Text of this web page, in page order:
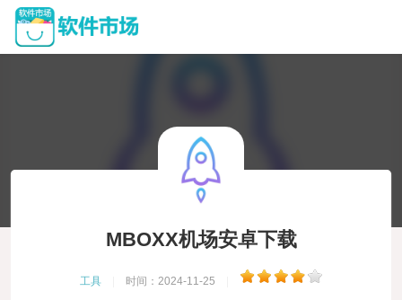
MBOXX机场安卓下载
工具 时间：2024-11-25